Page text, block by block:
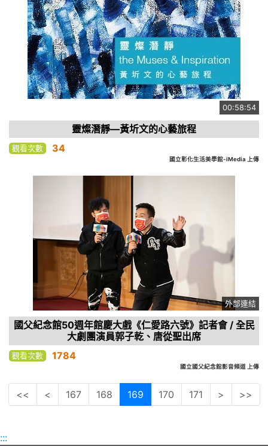
00:58:54
靈燦潛靜—黃圻文的心藝旅程
觀看次數 34
國立彰化生活美學館-iMedia 上傳
外部連結
國父紀念館50週年館慶大戲《仁愛路六號》記者會 / 全民
大劇團演員郭子乾、唐從聖出席
觀看次數 1784
國立國父紀念館影音頻道 上傳
<< < 167 168 169 170 171 > >>
:::